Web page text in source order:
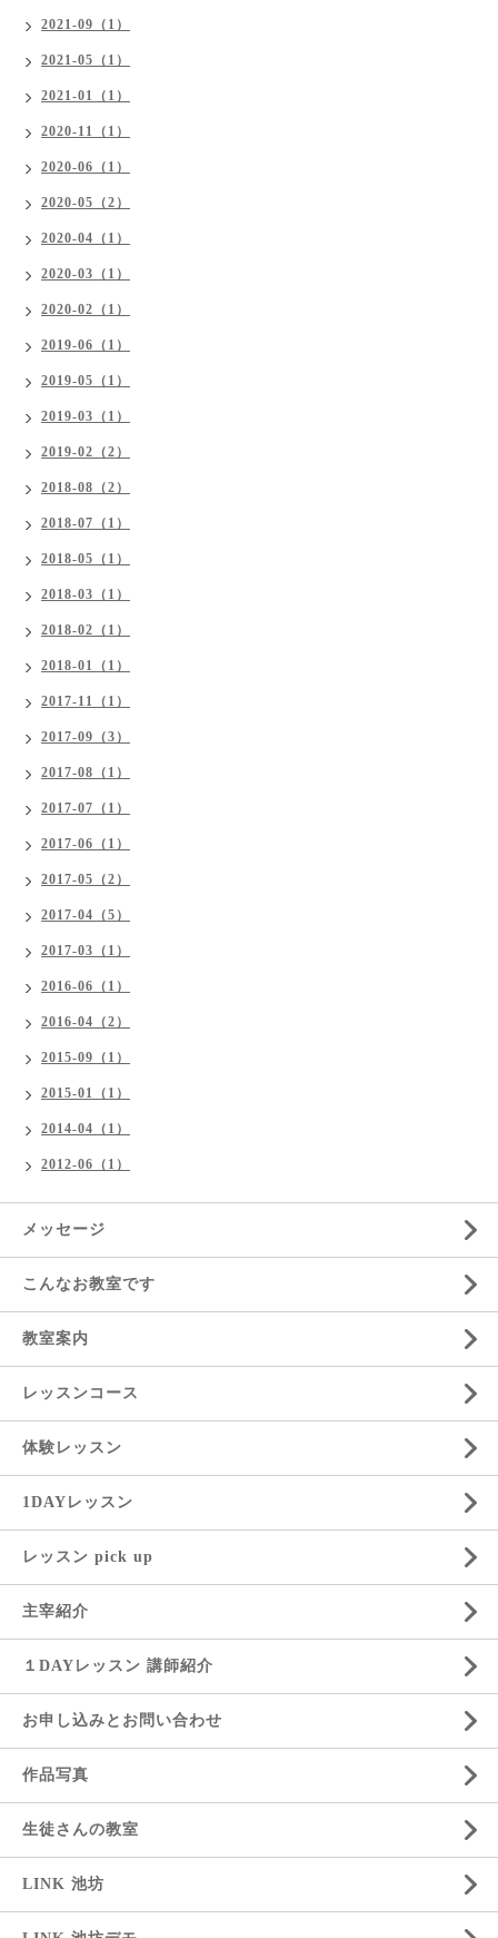
2021-09（1）
2021-05（1）
2021-01（1）
2020-11（1）
2020-06（1）
2020-05（2）
2020-04（1）
2020-03（1）
2020-02（1）
2019-06（1）
2019-05（1）
2019-03（1）
2019-02（2）
2018-08（2）
2018-07（1）
2018-05（1）
2018-03（1）
2018-02（1）
2018-01（1）
2017-11（1）
2017-09（3）
2017-08（1）
2017-07（1）
2017-06（1）
2017-05（2）
2017-04（5）
2017-03（1）
2016-06（1）
2016-04（2）
2015-09（1）
2015-01（1）
2014-04（1）
2012-06（1）
メッセージ
こんなお教室です
教室案内
レッスンコース
体験レッスン
1DAYレッスン
レッスン pick up
主宰紹介
１DAYレッスン 講師紹介
お申し込みとお問い合わせ
作品写真
生徒さんの教室
LINK 池坊